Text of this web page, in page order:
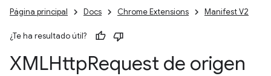
Página principal Docs Chrome Extensions Manifest V2
¿Te ha resultado útil?
XMLHttpRequest de origen